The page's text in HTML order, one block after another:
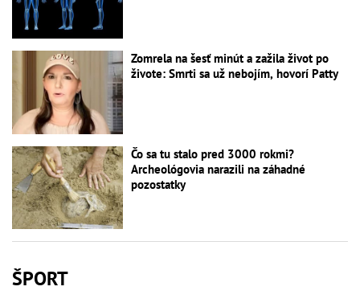
Zomrela na šesť minút a zažila život po
živote: Smrti sa už nebojím, hovorí Patty
Čo sa tu stalo pred 3000 rokmi?
Archeológovia narazili na záhadné
pozostatky
ŠPORT